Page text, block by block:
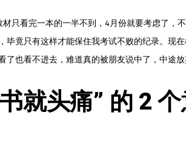
只看完一本的一半不到，4月份就要考虑了，
毕竟只有这样才能保住我考试不败的纪录。现
了也看不进去，难道真的被朋友说中了，中途放
就头痛” 的 2